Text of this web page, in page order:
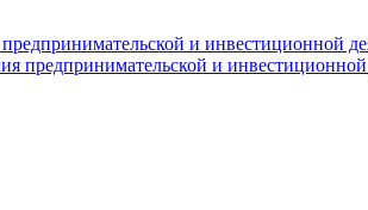
и инвестиционной
предпринимательской и инвестиционной